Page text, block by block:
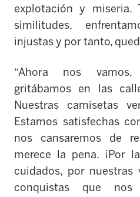
explotación y miseria.
similitudes,
injustas y por tanto,
“Ahora nos vamos,
gritábamos en las
Nuestras camisetas
Estamos satisfechas
nos cansaremos de
merece la pena. ¡Por
cuidados, por
conquistas que